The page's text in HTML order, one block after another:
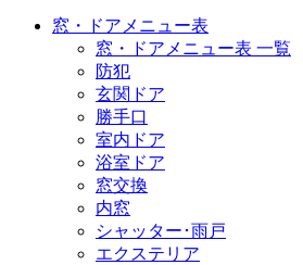
窓・ドアメニュー表
窓・ドアメニュー表 一覧
防犯
玄関ドア
勝手口
室内ドア
浴室ドア
窓交換
内窓
シャッター･雨戸
エクステリア